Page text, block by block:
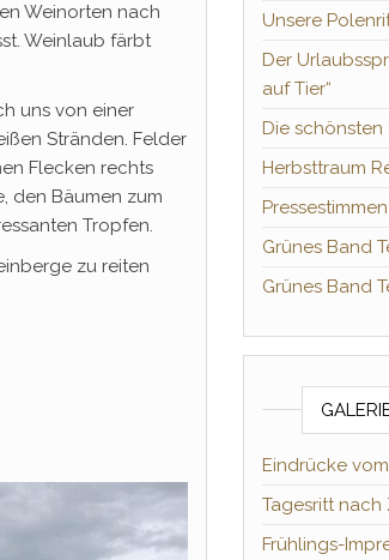
Weinorten nach
Weinlaub färbt
uns von einer
Stränden. Felder
Flecken rechts
den Bäumen zum
Tropfen.
zu reiten
Unsere
Der
auf Tier“
Die schönsten
Herbsttraum
Pressestimmen
Grünes Band
Grünes Band
Eindrücke
Tagesritt nach
Frühlings-